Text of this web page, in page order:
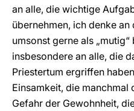
an alle, die wichtige
übernehmen, ich denke
umsonst gerne als
insbesondere an alle, die
Priestertum ergriffen
Einsamkeit, die
Gefahr der Gewohnheit,